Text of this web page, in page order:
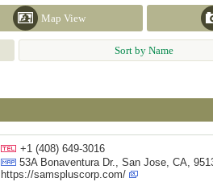
Map View
Sort by Name
+1 (408) 649-3016
53A Bonaventura Dr., San Jose, CA,
https://samspluscorp.com/